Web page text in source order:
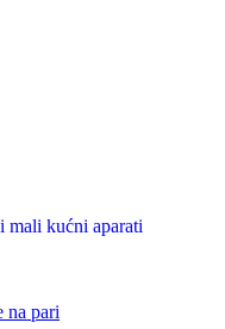
mali kućni aparati
na pari